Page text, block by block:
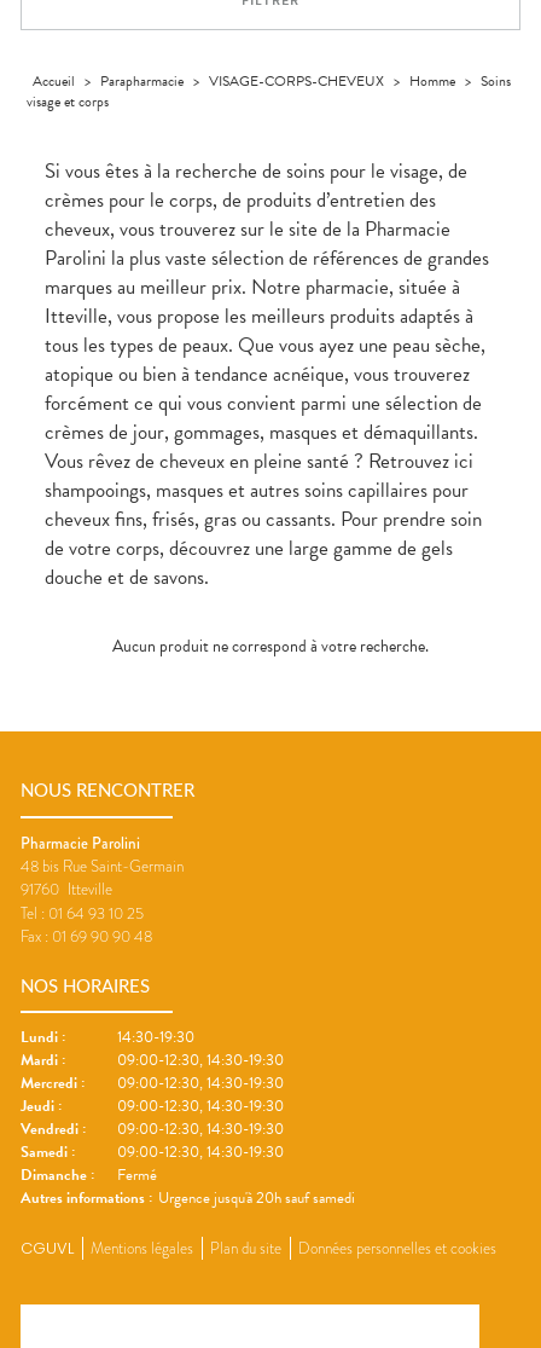
Visage
Accueil > Parapharmacie > VISAGE-CORPS-CHEVEUX > Homme > Soins
visage et corps
Si vous êtes à la recherche de soins pour le visage, de
crèmes pour le corps, de produits d’entretien des
cheveux, vous trouverez sur le site de la Pharmacie
Parolini la plus vaste sélection de références de grandes
marques au meilleur prix. Notre pharmacie, située à
Itteville, vous propose les meilleurs produits adaptés à
tous les types de peaux. Que vous ayez une peau sèche,
atopique ou bien à tendance acnéique, vous trouverez
forcément ce qui vous convient parmi une sélection de
crèmes de jour, gommages, masques et démaquillants.
Vous rêvez de cheveux en pleine santé ? Retrouvez ici
shampooings, masques et autres soins capillaires pour
cheveux fins, frisés, gras ou cassants. Pour prendre soin
de votre corps, découvrez une large gamme de gels
douche et de savons.
Aucun produit ne correspond à votre recherche.
NOUS RENCONTRER
Pharmacie Parolini
48 bis Rue Saint-Germain
91760 Itteville
Tel : 01 64 93 10 25
Fax : 01 69 90 90 48
NOS HORAIRES
Lundi :
14:30-19:30
Mardi :
09:00-12:30, 14:30-19:30
Mercredi :
09:00-12:30, 14:30-19:30
Jeudi :
09:00-12:30, 14:30-19:30
Vendredi :
09:00-12:30, 14:30-19:30
Samedi :
09:00-12:30, 14:30-19:30
Dimanche :
Fermé
Autres informations : Urgence jusqu'à 20h sauf samedi
CGUVL Mentions légales Plan du site Données personnelles et cookies